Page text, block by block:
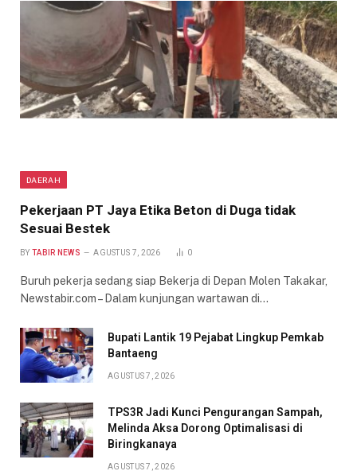
DAERAH
Pekerjaan PT Jaya Etika Beton di Duga tidak
Sesuai Bestek
BY TABIR NEWS AGUSTUS 7, 2026 0
Buruh pekerja sedang siap Bekerja di Depan Molen Takakar,
Newstabir.com – Dalam kunjungan wartawan di…
Bupati Lantik 19 Pejabat Lingkup Pemkab
Bantaeng
AGUSTUS 7, 2026
TPS3R Jadi Kunci Pengurangan Sampah,
Melinda Aksa Dorong Optimalisasi di
Biringkanaya
AGUSTUS 7, 2026